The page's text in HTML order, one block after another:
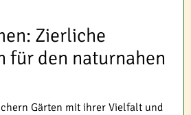
Zierliche
für den naturnahen
Gärten mit ihrer Vielfalt und